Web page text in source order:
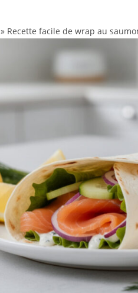
» Recette facile de wrap au